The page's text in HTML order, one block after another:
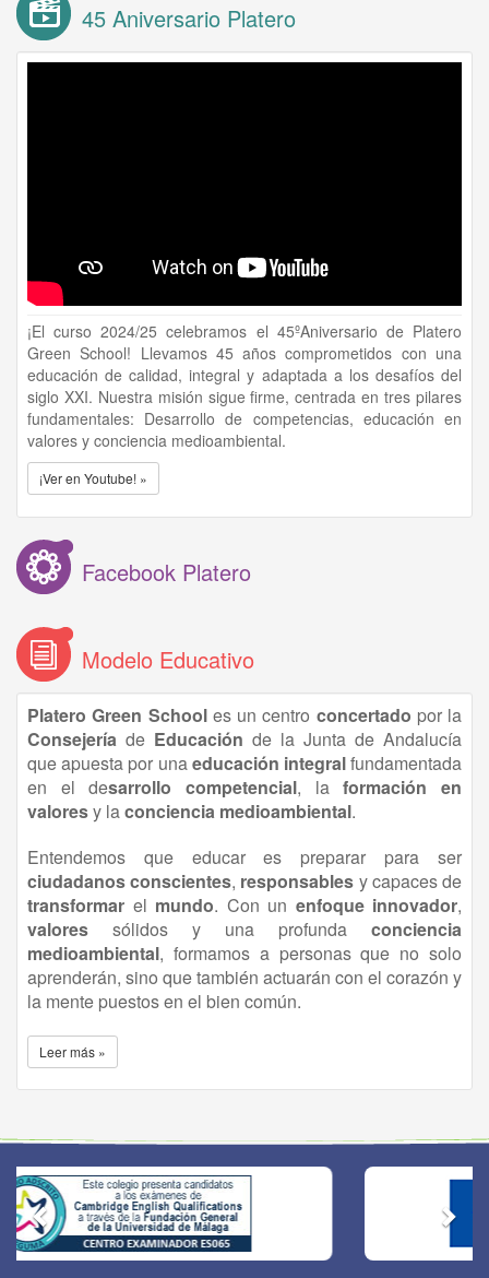
45 Aniversario Platero
¡El curso 2024/25 celebramos el 45ºAniversario de Platero
Green School! Llevamos 45 años comprometidos con una
educación de calidad, integral y adaptada a los desafíos del
siglo XXI. Nuestra misión sigue firme, centrada en tres pilares
fundamentales: Desarrollo de competencias, educación en
valores y conciencia medioambiental.
¡Ver en Youtube! »
Facebook Platero
Modelo Educativo
Platero Green Schooles un centro concertado por la
Consejería de Educación de la Junta de Andalucía
que apuesta por unaeducación integralfundamentada
en el desarrollo competencial, laformación en
valoresy laconciencia medioambiental.
Entendemos que educar es preparar para ser
ciudadanos conscientes, responsables y capaces de
transformar el mundo. Con un enfoque innovador,
valores sólidos y una profunda conciencia
medioambiental, formamos a personas que no solo
aprenderán, sino que también actuarán con el corazón y
la mente puestos en el bien común.
Leer más »